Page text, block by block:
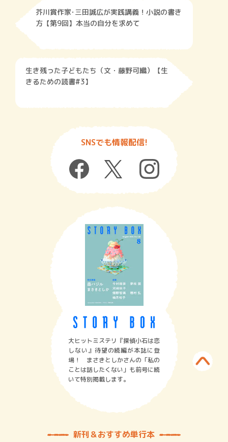
芥川賞作家･三田誠広が実践講義！小説の書き
方【第9回】本当の自分を求めて
生き残った子どもたち（文・藤野可織）【生
きるための読書#3】
SNSでも情報配信!
大ヒットミステリ『探偵小石は恋
しない』待望の続編が本誌に登
場！ まさきとしかさんの「私の
ことは話したくない」も前号に続
いて特別掲載します。
新刊＆おすすめ単行本